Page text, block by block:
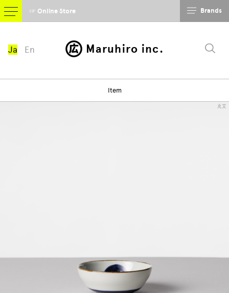
Maruhiro inc.
Ja En
☞ Online Store Brands
Item
丸文